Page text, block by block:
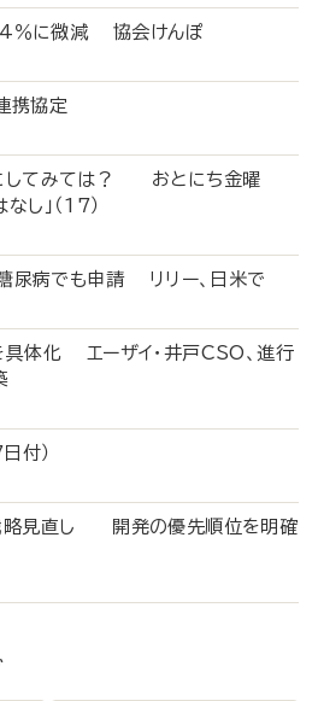
％に微減 協会けんぽ
連携協定
にしてみては？ おとにち金曜
し」（17）
尿病でも申請 リリー、日米で
具体化 エーザイ・井戸CSO、進行
7日付）
戦略見直し 開発の優先順位を明確